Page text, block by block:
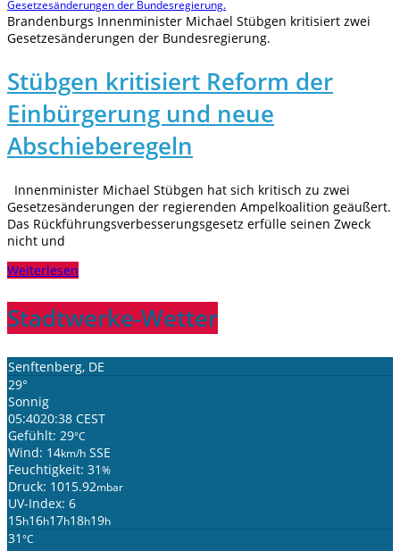
Brandenburgs Innenminister Michael Stübgen kritisiert zwei
Gesetzesänderungen der Bundesregierung.
Stübgen kritisiert Reform der
Einbürgerung und neue
Abschieberegeln
Innenminister Michael Stübgen hat sich kritisch zu zwei
Gesetzesänderungen der regierenden Ampelkoalition geäußert.
Das Rückführungsverbesserungsgesetz erfülle seinen Zweck
nicht und
Weiterlesen
Stadtwerke-Wetter
Senftenberg, DE
29°
Sonnig
05:4020:38 CEST
Gefühlt: 29°C
Wind: 14km/h SSE
Feuchtigkeit: 31 %
Druck: 1015.92mbar
UV-Index: 6
15h16h17h18h19h
31 °C